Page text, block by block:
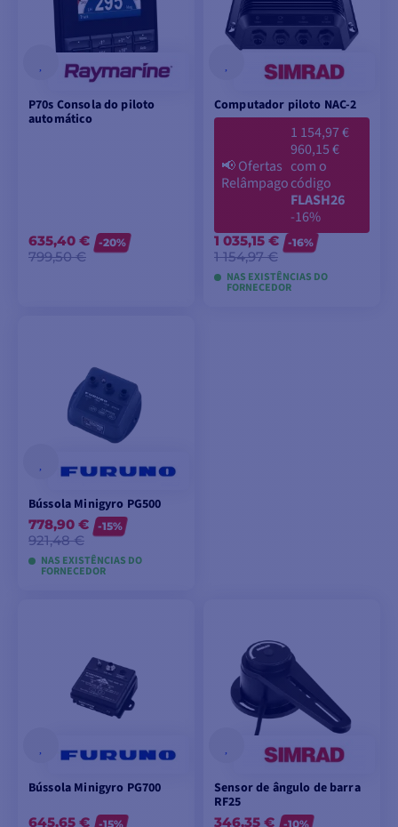
P70s Consola do piloto
automático
635,40 €
799,50 €
-20%
Computador piloto NAC-2
📢Ofertas
Relâmpago
1 154,97 €
960,15 €
com o
código
FLASH26
-16%
1 035,15 €
1 154,97 €
-16%
NAS EXISTÊNCIAS DO
FORNECEDOR
Bússola Minigyro PG500
778,90 €
921,48 €
-15%
NAS EXISTÊNCIAS DO
FORNECEDOR
Bússola Minigyro PG700
645,65 €
-15%
Sensor de ângulo de barra
RF25
346,35 €
-10%